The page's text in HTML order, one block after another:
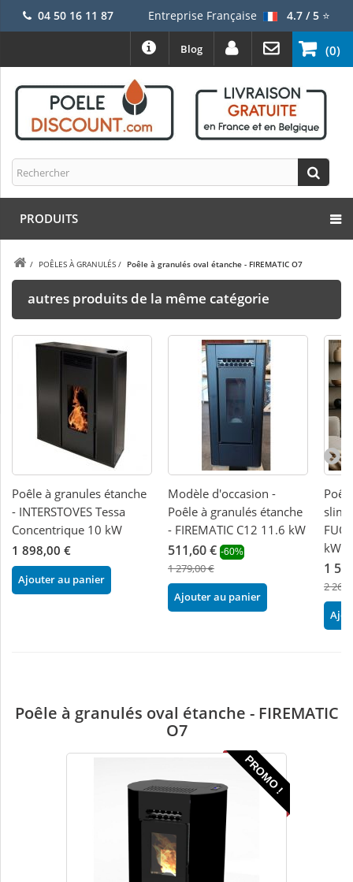
04 50 16 11 87 Entreprise Française 4.7 / 5⭐
(0)
Blog
PRODUITS
/ POÊLES À GRANULÉS / Poêle à granulés oval étanche - FIREMATIC O7
autres produits de la même catégorie
Poêle à granules étanche
- INTERSTOVES Tessa
Concentrique 10 kW
1 898,00 €
Ajouter au panier
Modèle d'occasion -
Poêle à granulés étanche
- FIREMATIC C12 11.6 kW
511,60 € -60%
1 279,00 €
Ajouter au panier
slim
kW
1
2
Poêle à granulés oval étanche - FIREMATIC
O7
PROMO !